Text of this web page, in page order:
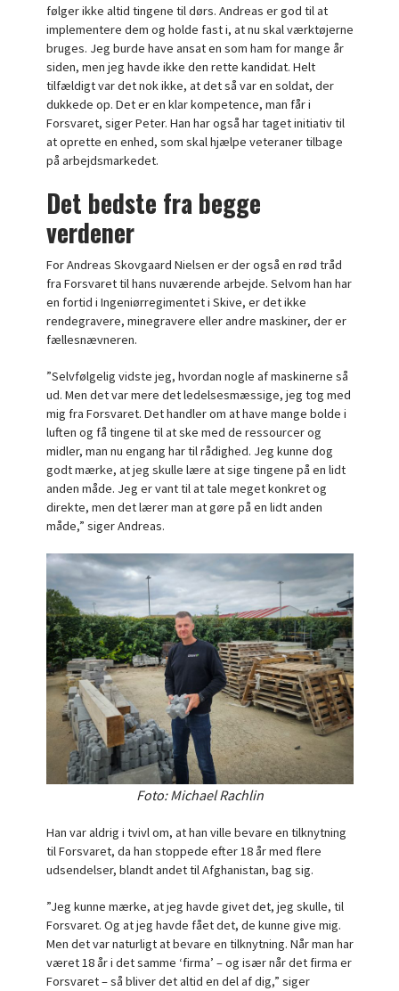
følger ikke altid tingene til dørs. Andreas er god til at
implementere dem og holde fast i, at nu skal værktøjerne
bruges. Jeg burde have ansat en som ham for mange år
siden, men jeg havde ikke den rette kandidat. Helt
tilfældigt var det nok ikke, at det så var en soldat, der
dukkede op. Det er en klar kompetence, man får i
Forsvaret, siger Peter. Han har også har taget initiativ til
at oprette en enhed, som skal hjælpe veteraner tilbage
på arbejdsmarkedet.
Det bedste fra begge
verdener
For Andreas Skovgaard Nielsen er der også en rød tråd
fra Forsvaret til hans nuværende arbejde. Selvom han har
en fortid i Ingeniørregimentet i Skive, er det ikke
rendegravere, minegravere eller andre maskiner, der er
fællesnævneren.
”Selvfølgelig vidste jeg, hvordan nogle af maskinerne så
ud. Men det var mere det ledelsesmæssige, jeg tog med
mig fra Forsvaret. Det handler om at have mange bolde i
luften og få tingene til at ske med de ressourcer og
midler, man nu engang har til rådighed. Jeg kunne dog
godt mærke, at jeg skulle lære at sige tingene på en lidt
anden måde. Jeg er vant til at tale meget konkret og
direkte, men det lærer man at gøre på en lidt anden
måde,” siger Andreas.
Foto: Michael Rachlin
Han var aldrig i tvivl om, at han ville bevare en tilknytning
til Forsvaret, da han stoppede efter 18 år med flere
udsendelser, blandt andet til Afghanistan, bag sig.
”Jeg kunne mærke, at jeg havde givet det, jeg skulle, til
Forsvaret. Og at jeg havde fået det, de kunne give mig.
Men det var naturligt at bevare en tilknytning. Når man har
været 18 år i det samme ‘firma’ – og især når det firma er
Forsvaret – så bliver det altid en del af dig,” siger